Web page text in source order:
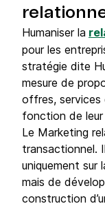
Humaniser la
pour les
stratégie dite
mesure de
offres, services
fonction de
Le Marketing
transactionnel.
uniquement sur
mais de
construction